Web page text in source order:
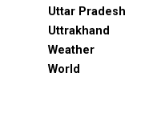
Uttar Pradesh
Uttrakhand
Weather
World